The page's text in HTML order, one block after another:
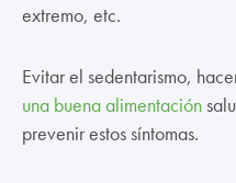
extremo, etc.
Evitar el sedentarismo,
una buena alimentación
prevenir estos síntomas.